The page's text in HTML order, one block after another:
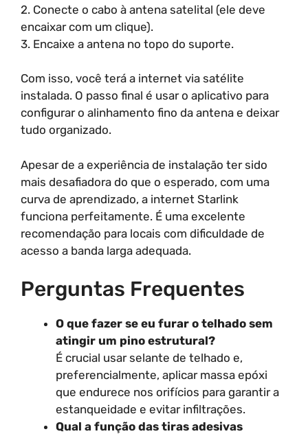
2. Conecte o cabo à antena satelital (ele deve
encaixar com um clique).
3. Encaixe a antena no topo do suporte.
Com isso, você terá a internet via satélite
instalada. O passo final é usar o aplicativo para
configurar o alinhamento fino da antena e deixar
tudo organizado.
Apesar de a experiência de instalação ter sido
mais desafiadora do que o esperado, com uma
curva de aprendizado, a internet Starlink
funciona perfeitamente. É uma excelente
recomendação para locais com dificuldade de
acesso a banda larga adequada.
Perguntas Frequentes
O que fazer se eu furar o telhado sem
atingir um pino estrutural?
É crucial usar selante de telhado e,
preferencialmente, aplicar massa epóxi
que endurece nos orifícios para garantir a
estanqueidade e evitar infiltrações.
Qual a função das tiras adesivas